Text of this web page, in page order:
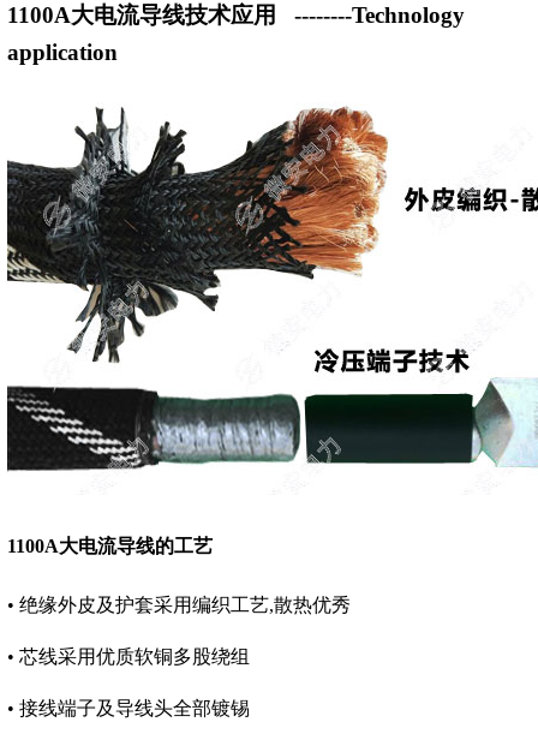
1100A大电流导线技术应用
--------Technology
application
1100A大电流导线的工艺
• 绝缘外皮及护套采用编织工艺,散热优秀
• 芯线采用优质软铜多股绕组
• 接线端子及导线头全部镀锡